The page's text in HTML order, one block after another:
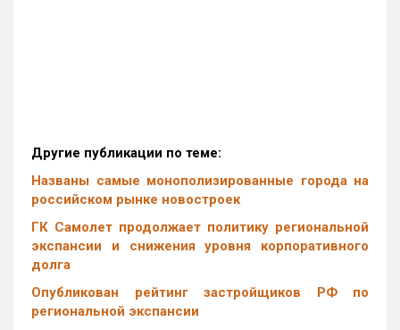
Другие публикации по теме:
Названы самые монополизированные города на
российском рынке новостроек
ГК Самолет продолжает политику региональной
экспансии и снижения уровня корпоративного
долга
Опубликован рейтинг застройщиков РФ по
региональной экспансии